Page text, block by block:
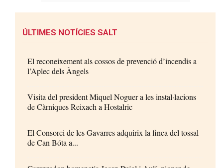
ÚLTIMES NOTÍCIES SALT
El reconeixement als cossos de prevenció d’incendis a
l’Aplec dels Àngels
Visita del president Miquel Noguer a les instal·lacions
de Càrniques Reixach a Hostalric
El Consorci de les Gavarres adquirix la finca del tossal
de Can Bóta a...